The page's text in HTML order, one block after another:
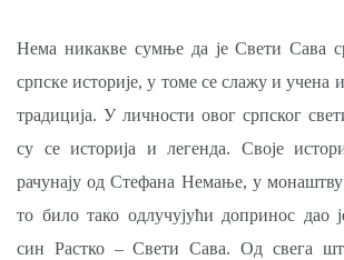
Нема никакве сумње да је Свети Сава
српске историје, у томе се слажу и учена
традиција. У личности овог српског
су се историја и легенда. Своје
рачунају од Стефана Немање, у
то било тако одлучујући допринос дао
син Растко – Свети Сава. Од свега